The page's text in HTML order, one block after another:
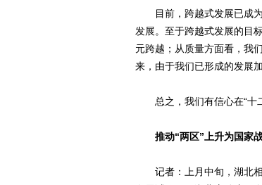
目前，跨越式发展已成为
发展。至于跨越式发展的目
元跨越；从质量方面看，我
来，由于我们已形成的发展
总之，我们有信心在“十二
推动“两区”上升为国家
记者：上月中旬，湖北相